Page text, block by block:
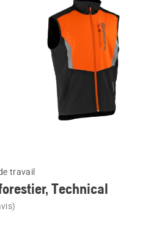
travail
Technical